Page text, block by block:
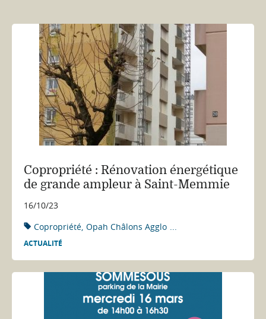
Copropriété : Rénovation énergétique
de grande ampleur à Saint-Memmie
16/10/23
Copropriété Opah Châlons Agglo ...
ACTUALITÉ